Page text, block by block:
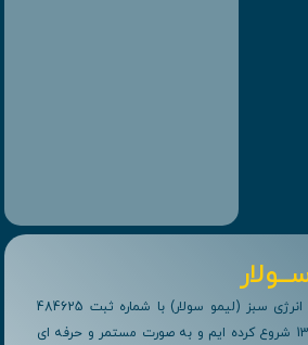
ما به عنوان شرکت لیمو انرژی سبز (لیمو سولار) با شماره ثبت 484625
فعالیت خود را در سال 1394 شروع کرده ایم و به صورت مستمر و حرفه ای